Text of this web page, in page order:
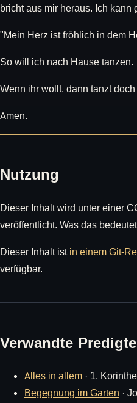
bricht aus mir heraus. Ich kann
"Mein Herz ist fröhlich in dem
So will ich nach Hause tanzen.
Wenn ihr wollt, dann tanzt doch
Amen.
Nutzung
Dieser Inhalt wird unter einer
veröffentlicht. Was das
Dieser Inhalt istin einem Git-
verfügbar.
Verwandte
Alles in allem · 1.
Begegnung im Garten ·